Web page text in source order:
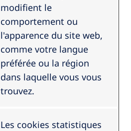
modifient le
comportement ou
l'apparence du site web,
comme votre langue
préférée ou la région
dans laquelle vous vous
trouvez.
Les cookies statistiques